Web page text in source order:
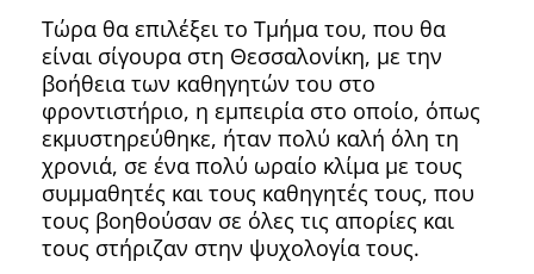
Τώρα θα επιλέξει το Τμήμα του, που θα
είναι σίγουρα στη Θεσσαλονίκη, με την
βοήθεια των καθηγητών του στο
φροντιστήριο, η εμπειρία στο οποίο, όπως
εκμυστηρεύθηκε, ήταν πολύ καλή όλη τη
χρονιά, σε ένα πολύ ωραίο κλίμα με τους
συμμαθητές και τους καθηγητές τους, που
τους βοηθούσαν σε όλες τις απορίες και
τους στήριζαν στην ψυχολογία τους.